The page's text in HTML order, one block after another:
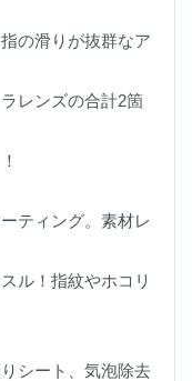
の滑りが抜群なア
レンズの合計2箇
ティング。素材レ
ル！指紋やホコリ
シート、気泡除去